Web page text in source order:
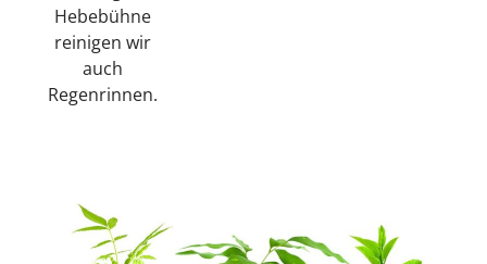
Hebebühne
reinigen wir
auch
Regenrinnen.